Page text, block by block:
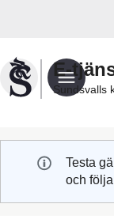
Sundsvalls
kommuns
e-
E-
Sundsvalls
Testa
och